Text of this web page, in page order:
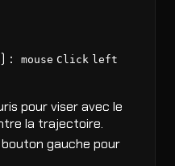
mouse Click left
pour viser avec le
la trajectoire.
gauche pour